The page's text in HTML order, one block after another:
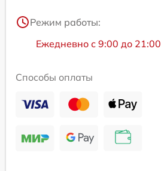
Режим работы:
Ежедневно с 9:00 до 21:00
Способы оплаты